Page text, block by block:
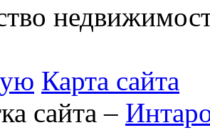
Карта сайта
сайта –